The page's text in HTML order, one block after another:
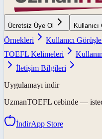
Ücretsiz Üye Ol Kullanıcı
Örnekleri
Kullanıcı
TOEFL Kelimeleri
İletişim Bilgileri
Uygulamayı indir
UzmanTOEFL cebinde —
İndirApp Store